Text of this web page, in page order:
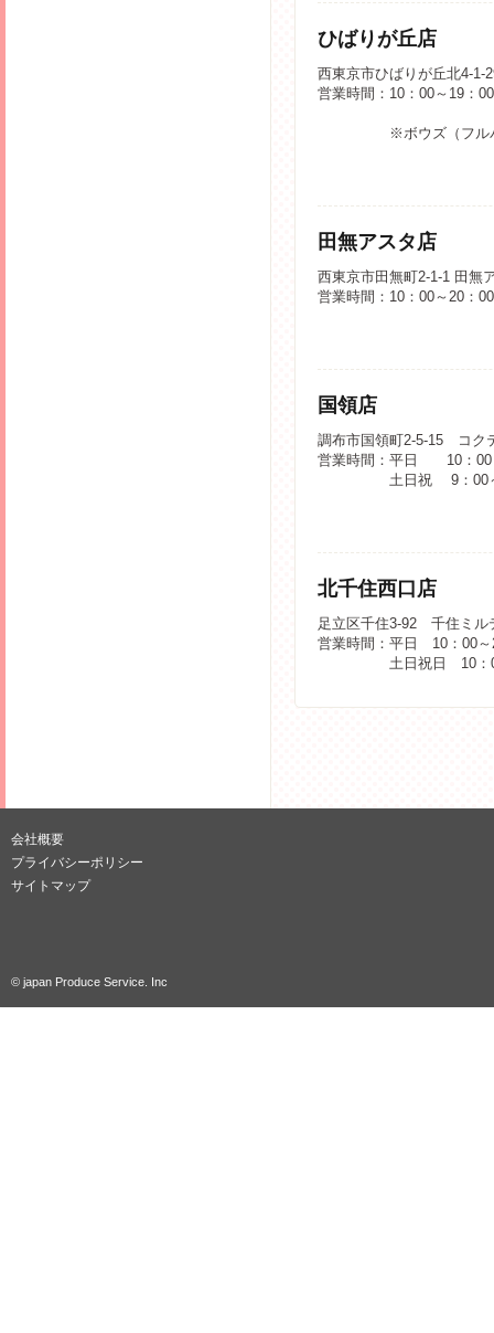
ひばりが丘店
西東京市ひばりが丘北4-1-
営業時間：10：00～19：
※ボウズ（フル
田無アスタ店
西東京市田無町2-1-1 田無
営業時間：10：00～20：
国領店
調布市国領町2-5-15 コク
営業時間：平日 10：00
土日祝 9：00
北千住西口店
足立区千住3-92 千住ミ
営業時間：平日 10：00～
土日祝日 10：
会社概要
プライバシーポリシー
サイトマップ
© japan Produce Service. Inc